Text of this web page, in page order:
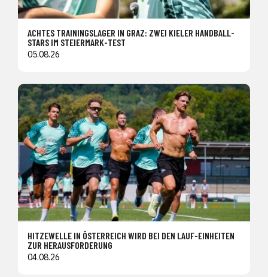
ACHTES TRAININGSLAGER IN GRAZ: ZWEI KIELER HANDBALL-
STARS IM STEIERMARK-TEST
05.08.26
HITZEWELLE IN ÖSTERREICH WIRD BEI DEN LAUF-EINHEITEN
ZUR HERAUSFORDERUNG
04.08.26